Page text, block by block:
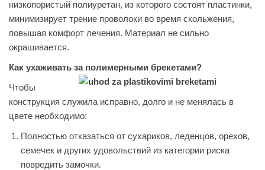
низкопористый полиуретан, из которого состоят пластинки,
минимизирует трение проволоки во время скольжения,
повышая комфорт лечения. Материал не сильно
окрашивается.
Как ухаживать за полимерными брекетами?
Чтобы
конструкция служила исправно, долго и не менялась в
цвете необходимо:
Полностью отказаться от сухариков, леденцов, орехов,
семечек и других удовольствий из категории риска
повредить замочки.